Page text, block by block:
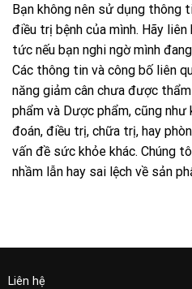
Bạn không nên sử dụng thông
điều trị bệnh của mình. Hãy
tức nếu bạn nghi ngờ mình
Các thông tin và công bố liên
năng giảm cân chưa được
phẩm và Dược phẩm, cũng
đoán, điều trị, chữa trị, hay
vấn đề sức khỏe khác. Chúng
nhầm lẫn hay sai lệch về sản
Liên hệ